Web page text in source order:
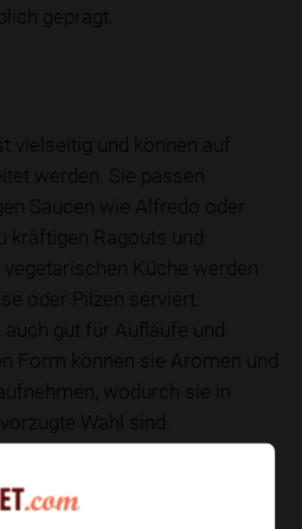
geprägt.
vielseitig und können auf
werden. Sie passen
Saucen wie Alfredo oder
kräftigen Ragouts und
Küche werden
oder Pilzen serviert.
gut für Aufläufe und
Form können sie Aromen und
wodurch sie in
Wahl sind.